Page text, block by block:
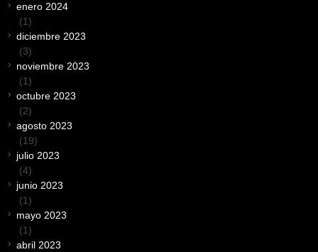
enero 2024
(1)
diciembre 2023
(3)
noviembre 2023
(1)
octubre 2023
(2)
agosto 2023
(19)
julio 2023
(4)
junio 2023
(1)
mayo 2023
(1)
abril 2023